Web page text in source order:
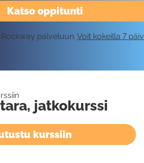
Katso oppitunti
palveluun. Voit kokeilla 7
jatkokurssi
kurssiin